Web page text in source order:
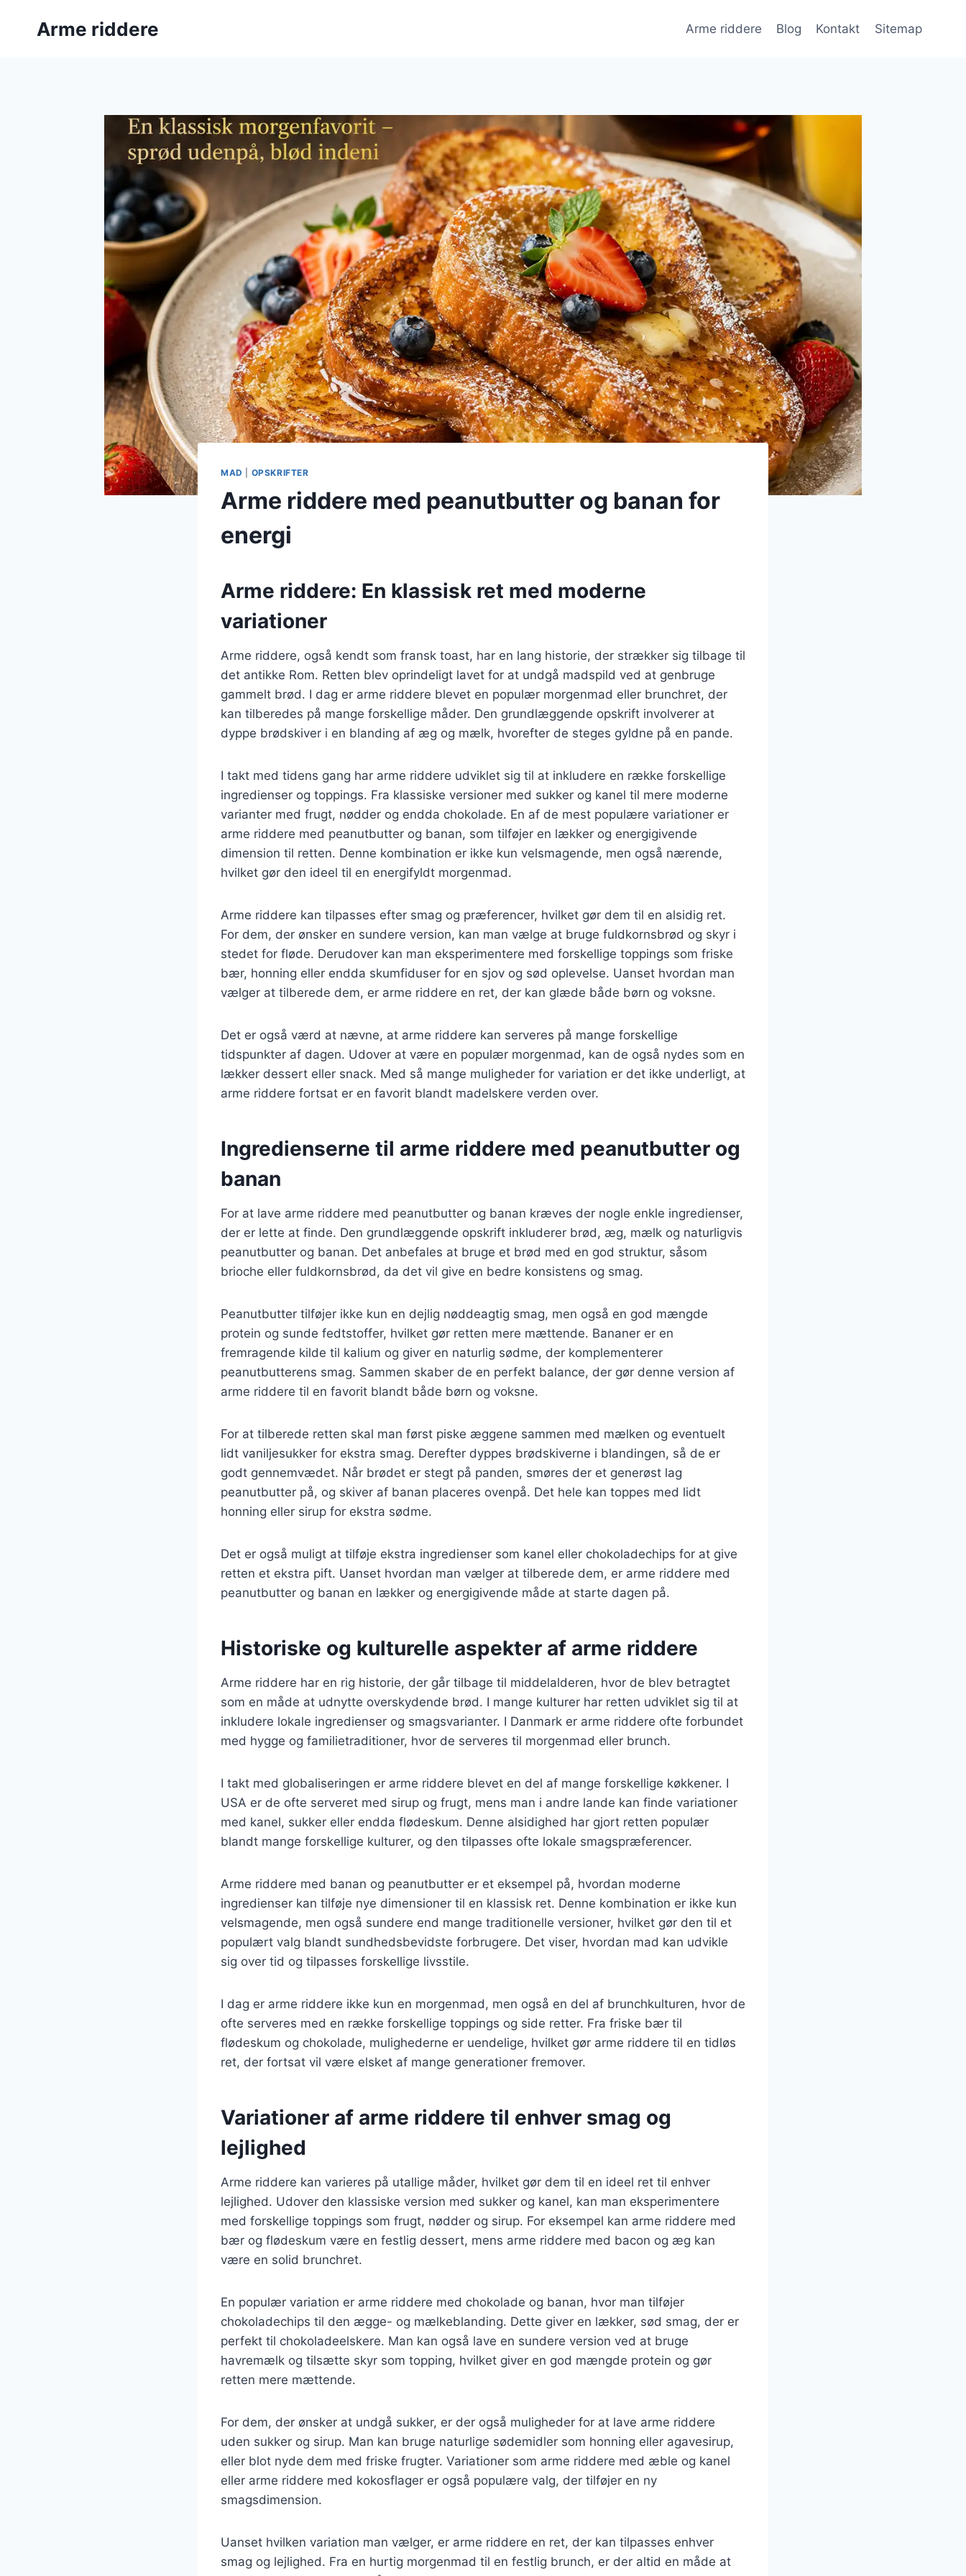
Arme riddere Arme riddere Blog Kontakt Sitemap
MAD OPSKRIFTER
Arme riddere med peanutbutter og banan for
energi
Arme riddere: En klassisk ret med moderne
variationer
Arme riddere, også kendt som fransk toast, har en lang historie, der strækker sig tilbage til
det antikke Rom. Retten blev oprindeligt lavet for at undgå madspild ved at genbruge
gammelt brød. I dag er arme riddere blevet en populær morgenmad eller brunchret, der
kan tilberedes på mange forskellige måder. Den grundlæggende opskrift involverer at
dyppe brødskiver i en blanding af æg og mælk, hvorefter de steges gyldne på en pande.
I takt med tidens gang har arme riddere udviklet sig til at inkludere en række forskellige
ingredienser og toppings. Fra klassiske versioner med sukker og kanel til mere moderne
varianter med frugt, nødder og endda chokolade. En af de mest populære variationer er
arme riddere med peanutbutter og banan, som tilføjer en lækker og energigivende
dimension til retten. Denne kombination er ikke kun velsmagende, men også nærende,
hvilket gør den ideel til en energifyldt morgenmad.
Arme riddere kan tilpasses efter smag og præferencer, hvilket gør dem til en alsidig ret.
For dem, der ønsker en sundere version, kan man vælge at bruge fuldkornsbrød og skyr i
stedet for fløde. Derudover kan man eksperimentere med forskellige toppings som friske
bær, honning eller endda skumfiduser for en sjov og sød oplevelse. Uanset hvordan man
vælger at tilberede dem, er arme riddere en ret, der kan glæde både børn og voksne.
Det er også værd at nævne, at arme riddere kan serveres på mange forskellige
tidspunkter af dagen. Udover at være en populær morgenmad, kan de også nydes som en
lækker dessert eller snack. Med så mange muligheder for variation er det ikke underligt, at
arme riddere fortsat er en favorit blandt madelskere verden over.
Ingredienserne til arme riddere med peanutbutter og
banan
For at lave arme riddere med peanutbutter og banan kræves der nogle enkle ingredienser,
der er lette at finde. Den grundlæggende opskrift inkluderer brød, æg, mælk og naturligvis
peanutbutter og banan. Det anbefales at bruge et brød med en god struktur, såsom
brioche eller fuldkornsbrød, da det vil give en bedre konsistens og smag.
Peanutbutter tilføjer ikke kun en dejlig nøddeagtig smag, men også en god mængde
protein og sunde fedtstoffer, hvilket gør retten mere mættende. Bananer er en
fremragende kilde til kalium og giver en naturlig sødme, der komplementerer
peanutbutterens smag. Sammen skaber de en perfekt balance, der gør denne version af
arme riddere til en favorit blandt både børn og voksne.
For at tilberede retten skal man først piske æggene sammen med mælken og eventuelt
lidt vaniljesukker for ekstra smag. Derefter dyppes brødskiverne i blandingen, så de er
godt gennemvædet. Når brødet er stegt på panden, smøres der et generøst lag
peanutbutter på, og skiver af banan placeres ovenpå. Det hele kan toppes med lidt
honning eller sirup for ekstra sødme.
Det er også muligt at tilføje ekstra ingredienser som kanel eller chokoladechips for at give
retten et ekstra pift. Uanset hvordan man vælger at tilberede dem, er arme riddere med
peanutbutter og banan en lækker og energigivende måde at starte dagen på.
Historiske og kulturelle aspekter af arme riddere
Arme riddere har en rig historie, der går tilbage til middelalderen, hvor de blev betragtet
som en måde at udnytte overskydende brød. I mange kulturer har retten udviklet sig til at
inkludere lokale ingredienser og smagsvarianter. I Danmark er arme riddere ofte forbundet
med hygge og familietraditioner, hvor de serveres til morgenmad eller brunch.
I takt med globaliseringen er arme riddere blevet en del af mange forskellige køkkener. I
USA er de ofte serveret med sirup og frugt, mens man i andre lande kan finde variationer
med kanel, sukker eller endda flødeskum. Denne alsidighed har gjort retten populær
blandt mange forskellige kulturer, og den tilpasses ofte lokale smagspræferencer.
Arme riddere med banan og peanutbutter er et eksempel på, hvordan moderne
ingredienser kan tilføje nye dimensioner til en klassisk ret. Denne kombination er ikke kun
velsmagende, men også sundere end mange traditionelle versioner, hvilket gør den til et
populært valg blandt sundhedsbevidste forbrugere. Det viser, hvordan mad kan udvikle
sig over tid og tilpasses forskellige livsstile.
I dag er arme riddere ikke kun en morgenmad, men også en del af brunchkulturen, hvor de
ofte serveres med en række forskellige toppings og side retter. Fra friske bær til
flødeskum og chokolade, mulighederne er uendelige, hvilket gør arme riddere til en tidløs
ret, der fortsat vil være elsket af mange generationer fremover.
Variationer af arme riddere til enhver smag og
lejlighed
Arme riddere kan varieres på utallige måder, hvilket gør dem til en ideel ret til enhver
lejlighed. Udover den klassiske version med sukker og kanel, kan man eksperimentere
med forskellige toppings som frugt, nødder og sirup. For eksempel kan arme riddere med
bær og flødeskum være en festlig dessert, mens arme riddere med bacon og æg kan
være en solid brunchret.
En populær variation er arme riddere med chokolade og banan, hvor man tilføjer
chokoladechips til den ægge- og mælkeblanding. Dette giver en lækker, sød smag, der er
perfekt til chokoladeelskere. Man kan også lave en sundere version ved at bruge
havremælk og tilsætte skyr som topping, hvilket giver en god mængde protein og gør
retten mere mættende.
For dem, der ønsker at undgå sukker, er der også muligheder for at lave arme riddere
uden sukker og sirup. Man kan bruge naturlige sødemidler som honning eller agavesirup,
eller blot nyde dem med friske frugter. Variationer som arme riddere med æble og kanel
eller arme riddere med kokosflager er også populære valg, der tilføjer en ny
smagsdimension.
Uanset hvilken variation man vælger, er arme riddere en ret, der kan tilpasses enhver
smag og lejlighed. Fra en hurtig morgenmad til en festlig brunch, er der altid en måde at